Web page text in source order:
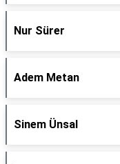
Nur Sürer
Adem Metan
Sinem Ünsal